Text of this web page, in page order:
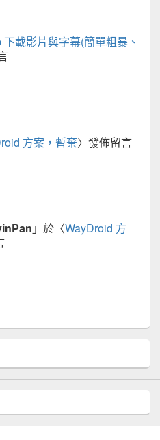
下載影片與字幕(簡單粗暴、
方案，暫棄〉發佈留言
」於〈WayDroid 方